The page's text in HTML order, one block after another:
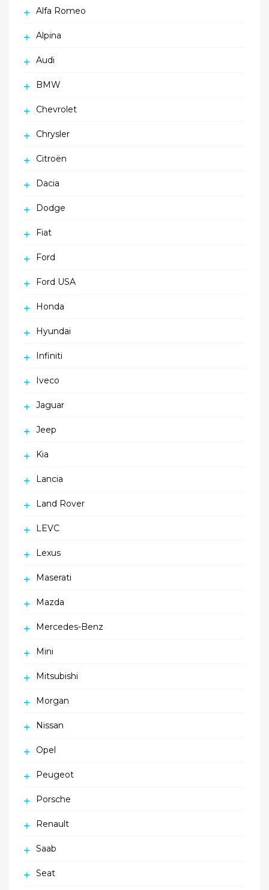
Alfa Romeo
Alpina
Audi
BMW
Chevrolet
Chrysler
Citroën
Dacia
Dodge
Fiat
Ford
Ford USA
Honda
Hyundai
Infiniti
Iveco
Jaguar
Jeep
Kia
Lancia
Land Rover
LEVC
Lexus
Maserati
Mazda
Mercedes-Benz
Mini
Mitsubishi
Morgan
Nissan
Opel
Peugeot
Porsche
Renault
Saab
Seat